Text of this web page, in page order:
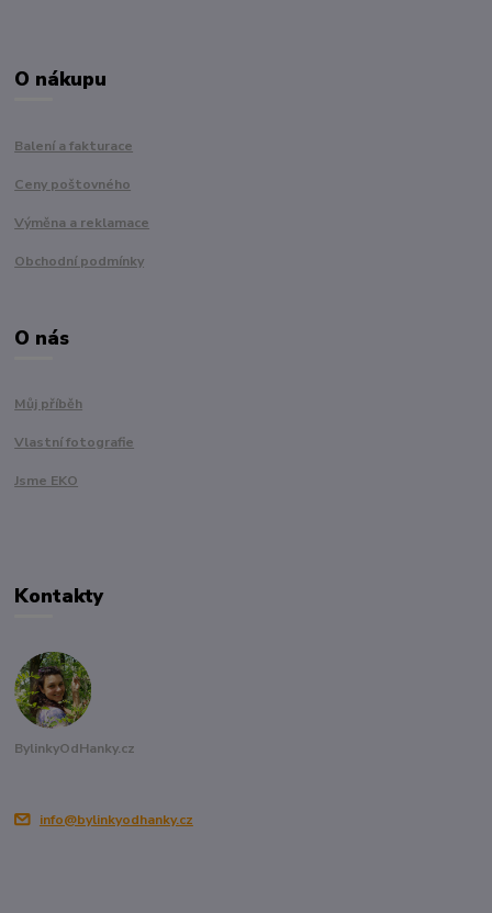
O nákupu
Balení a fakturace
Ceny poštovného
Výměna a reklamace
Obchodní podmínky
O nás
Můj příběh
Vlastní fotografie
Jsme EKO
Kontakty
BylinkyOdHanky.cz
info@bylinkyodhanky.cz